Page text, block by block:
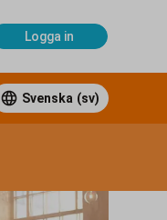
Logga in
Svenska (sv)